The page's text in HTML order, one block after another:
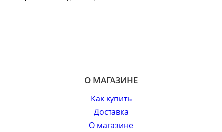
О МАГАЗИНЕ
Как купить
Доставка
О магазине